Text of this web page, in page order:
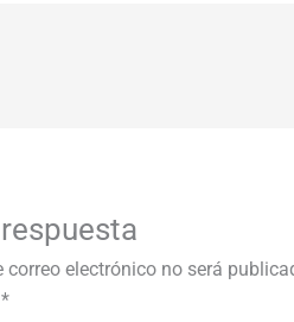
correo electrónico no será
*